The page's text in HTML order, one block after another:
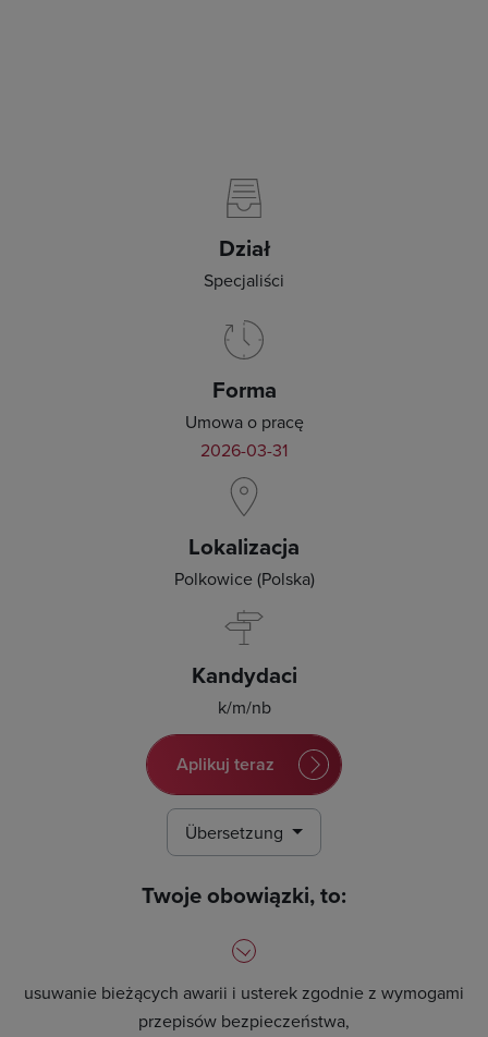
Dział
Specjaliści
Forma
Umowa o pracę
2026-03-31
Lokalizacja
Polkowice (Polska)
Kandydaci
k/m/nb
Aplikuj teraz
Übersetzung
Twoje obowiązki, to:
usuwanie bieżących awarii i usterek zgodnie z wymogami
przepisów bezpieczeństwa,